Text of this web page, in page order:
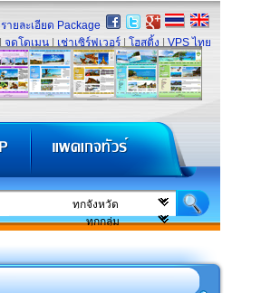
รายละเอียด Package
จดโดเมน เช่าเซิร์ฟเวอร์ โฮสติ้ง VPS ไทย